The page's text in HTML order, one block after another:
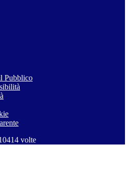
Pubblico
volte